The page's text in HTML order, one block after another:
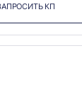
КП